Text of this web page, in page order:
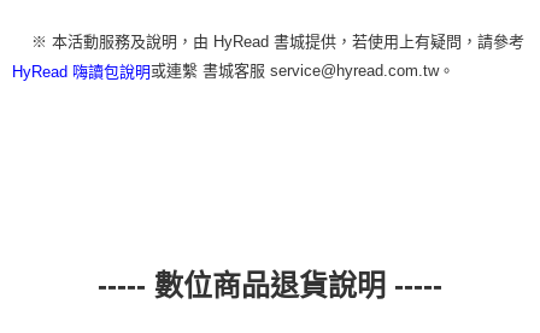
※ 本活動服務及說明，由 HyRead 書城提供，若使用上有疑問，請參考
HyRead 嗨讀包說明或連繫 書城客服 service@hyread.com.tw。
----- 數位商品退貨說明 -----